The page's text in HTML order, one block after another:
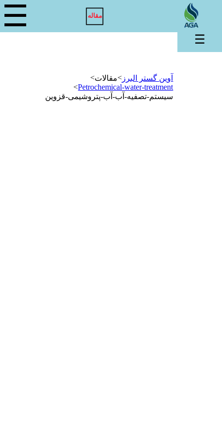
مقاله ☰
آوین گستر البرز >مقالات>
Petrochemical-water-treatment
>
سیستم-تصفیه-آب-آب-پتروشیمی-قزوین
☰